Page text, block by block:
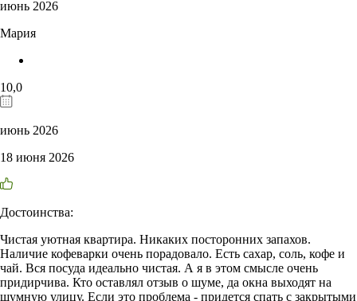
июнь 2026
Мария
10,0
июнь 2026
18 июня 2026
Достоинства:
Чистая уютная квартира. Никаких посторонних запахов.
Наличие кофеварки очень порадовало. Есть сахар, соль, кофе и
чай. Вся посуда идеально чистая. А я в этом смысле очень
придирчива. Кто оставлял отзыв о шуме, да окна выходят на
шумную улицу. Если это проблема - придется спать с закрытыми